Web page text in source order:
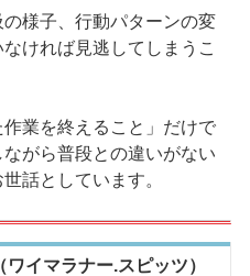
様子、行動パターンの変
ければ見逃してしまうこ
業を終えること」だけで
がら普段との違いがない
話としています。
イマラナー.スピッツ）